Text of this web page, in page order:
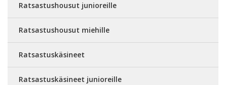
Ratsastushousut junioreille
Ratsastushousut miehille
Ratsastuskäsineet
Ratsastuskäsineet junioreille